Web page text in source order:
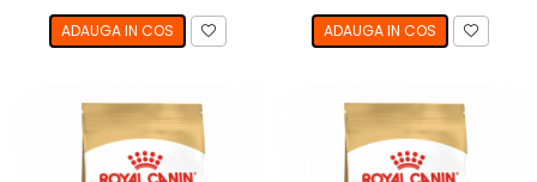
ADAUGA IN COS ADAUGA IN COS